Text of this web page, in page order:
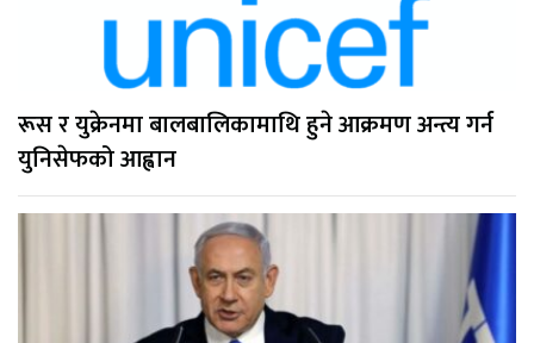
रूस र युक्रेनमा बालबालिकामाथि हुने आक्रमण अन्त्य गर्न
युनिसेफको आह्वान